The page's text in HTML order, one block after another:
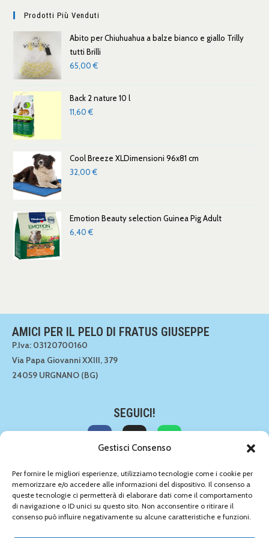
Gestisci Consenso
Per fornire le migliori esperienze, utilizziamo tecnologie come i cookie per
memorizzare e/o accedere alle informazioni del dispositivo. Il consenso a
queste tecnologie ci permetterà di elaborare dati come il comportamento
di navigazione o ID unici su questo sito. Non acconsentire o ritirare il
consenso può influire negativamente su alcune caratteristiche e funzioni.
Prodotti Più Venduti
Abito per Chiuhuahua a balze bianco e giallo Trilly
tutti Brilli
65,00€
Back 2 nature 10 l
11,60€
Cool Breeze XLDimensioni 96x81 cm
32,00€
Emotion Beauty selection Guinea Pig Adult
6,40€
AMICI PER IL PELO DI FRATUS GIUSEPPE
P.Iva: 03120700160
Via Papa Giovanni XXIII, 379
24059 URGNANO (BG)
SEGUICI!
CONTATTACI!
035 891549
035 891549
info@amiciperilpelo.net